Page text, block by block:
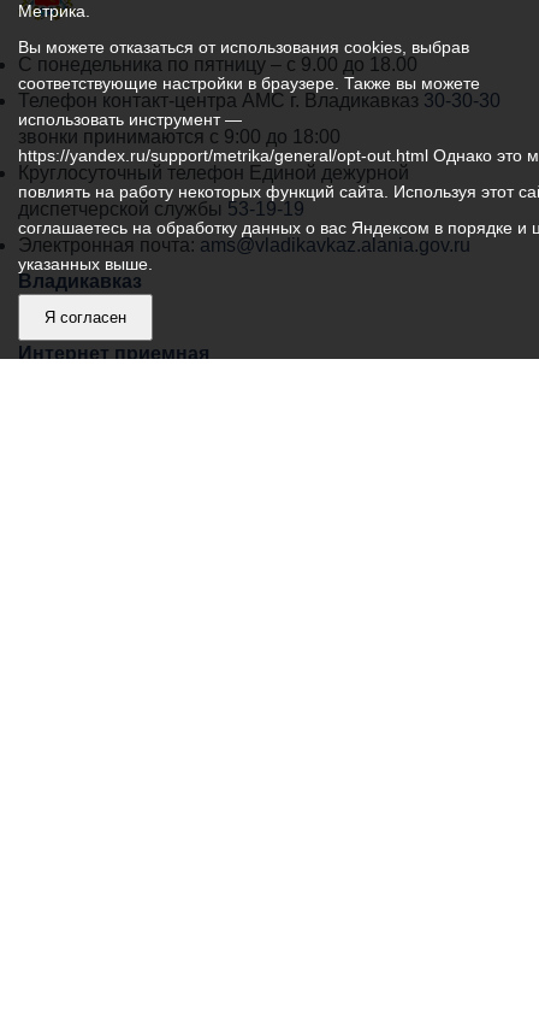
График
работы
администрации
местного
самоуправления
города
Владикавказ:
С понедельника по пятницу – с 9.00 до 18.00
Телефон контакт-центра АМС г. Владикавказ 30-30-30
звонки принимаются с 9:00 до 18:00
Круглосуточный телефон Единой дежурной
диспетчерской службы 53-19-19
Электронная почта: ams@vladikavkaz.alania.gov.ru
Владикавказ
АМС
Интернет приемная
Метрика.
Вы можете отказаться от использования cookies, выбрав
соответствующие настройки в браузере. Также вы можете
использовать инструмент —
https://yandex.ru/support/metrika/general/opt-out.html Однако это
повлиять на работу некоторых функций сайта. Используя этот
соглашаетесь на обработку данных о вас Яндексом в порядке и
указанных выше.
Я согласен